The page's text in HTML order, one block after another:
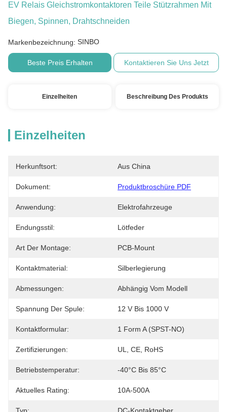
EV Relais Gleichstromkontaktoren Teile Stützrahmen Mit
Biegen, Spinnen, Drahtschneiden
Markenbezeichnung: SINBO
Beste Preis Erhalten Kontaktieren Sie Uns Jetzt
Einzelheiten Beschreibung Des Produkts
Einzelheiten
Herkunftsort: Aus China
Dokument: Produktbroschüre PDF
Anwendung: Elektrofahrzeuge
Endungsstil: Lötfeder
Art Der Montage: PCB-Mount
Kontaktmaterial: Silberlegierung
Abmessungen: Abhängig Vom Modell
Spannung Der Spule: 12 V Bis 1000 V
Kontaktformular: 1 Form A (SPST-NO)
Zertifizierungen: UL, CE, RoHS
Betriebstemperatur: -40°C Bis 85°C
Aktuelles Rating: 10A-500A